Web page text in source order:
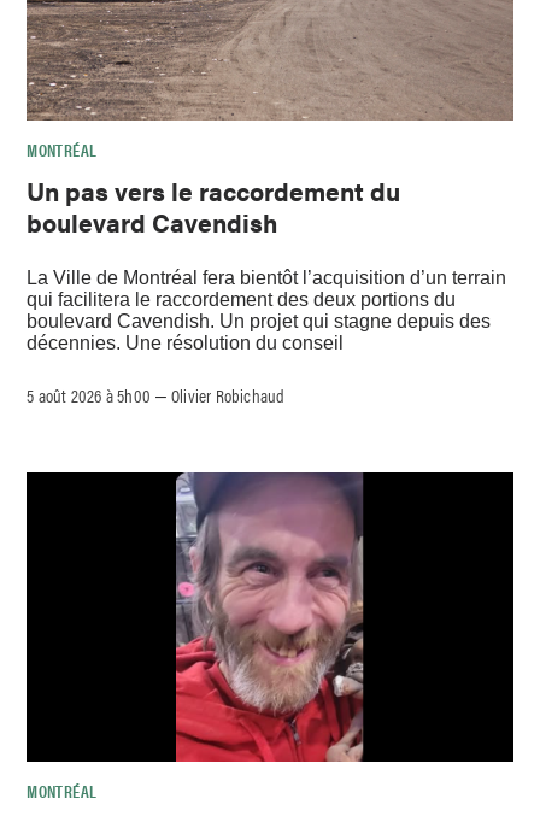
MONTRÉAL
Un pas vers le raccordement du
boulevard Cavendish
La Ville de Montréal fera bientôt l’acquisition d’un terrain
qui facilitera le raccordement des deux portions du
boulevard Cavendish. Un projet qui stagne depuis des
décennies. Une résolution du conseil
5 août 2026 à 5h00 –Olivier Robichaud
MONTRÉAL